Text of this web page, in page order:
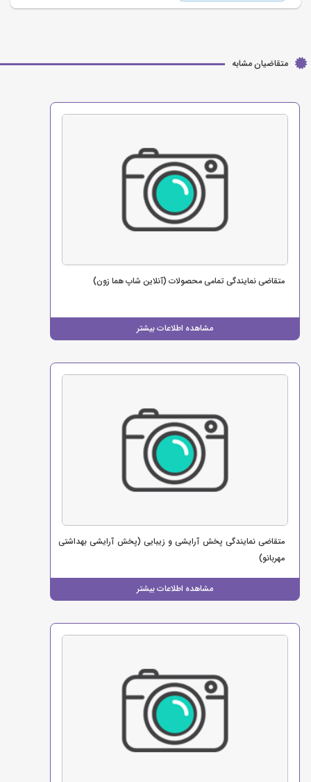
متقاضیان مشابه
مشاهده اطلاعات بیشتر
متقاضی نمایندگی تمامی محصولات (آنلاین شاپ هما زون)
مشاهده اطلاعات بیشتر
متقاضی نمایندگی پخش آرایشی و زیبایی (پخش آرایشی بهداشتی
مهربانو)